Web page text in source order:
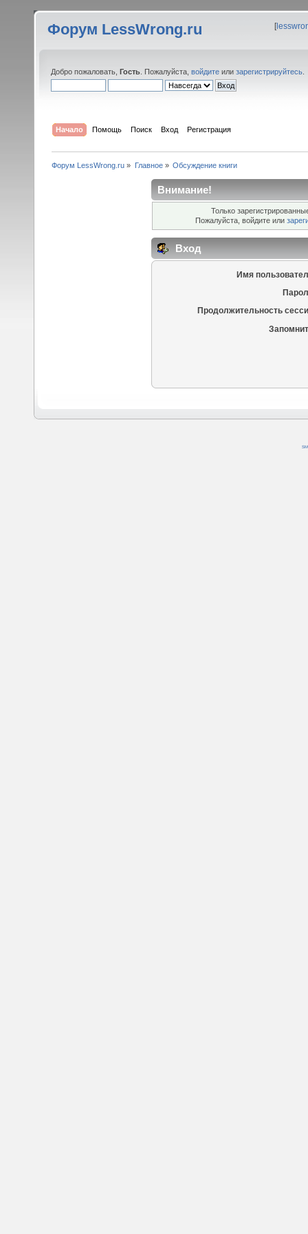
Форум LessWrong.ru [
Добро пожаловать, Гость . Пожалуйста, войдите или зарегистрируйтесь
Начало Помощь Поиск Вход Регистрация
Форум LessWrong.ru » Главное» Обсуждение книги
Внимание!
Только
Пожалуйста, войдите или
Вход
Имя
Продолжительность